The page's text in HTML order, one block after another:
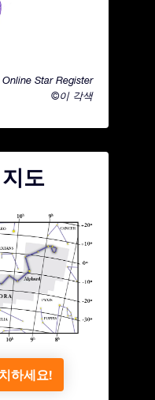
Star Register
©이 각색
도
하세요!